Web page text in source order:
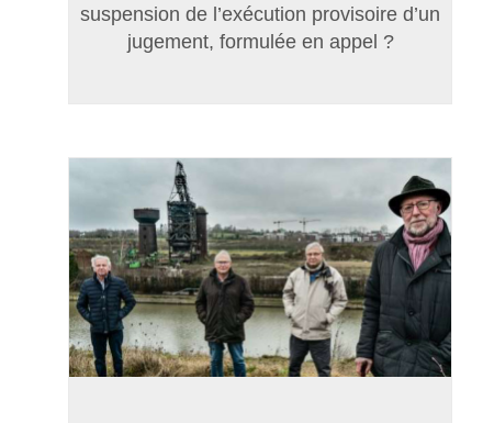
suspension de l’exécution provisoire d’un
jugement, formulée en appel ?